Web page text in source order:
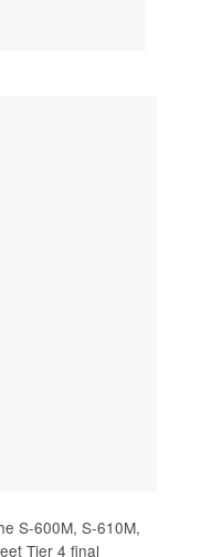
S-600M, S-610M,
Tier 4 final